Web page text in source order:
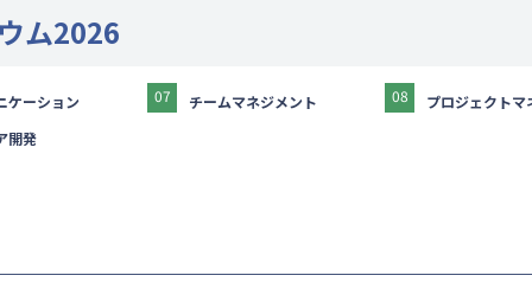
ム2026
ケーション 07 チームマネジメント 08
プロジェクトマ
開発